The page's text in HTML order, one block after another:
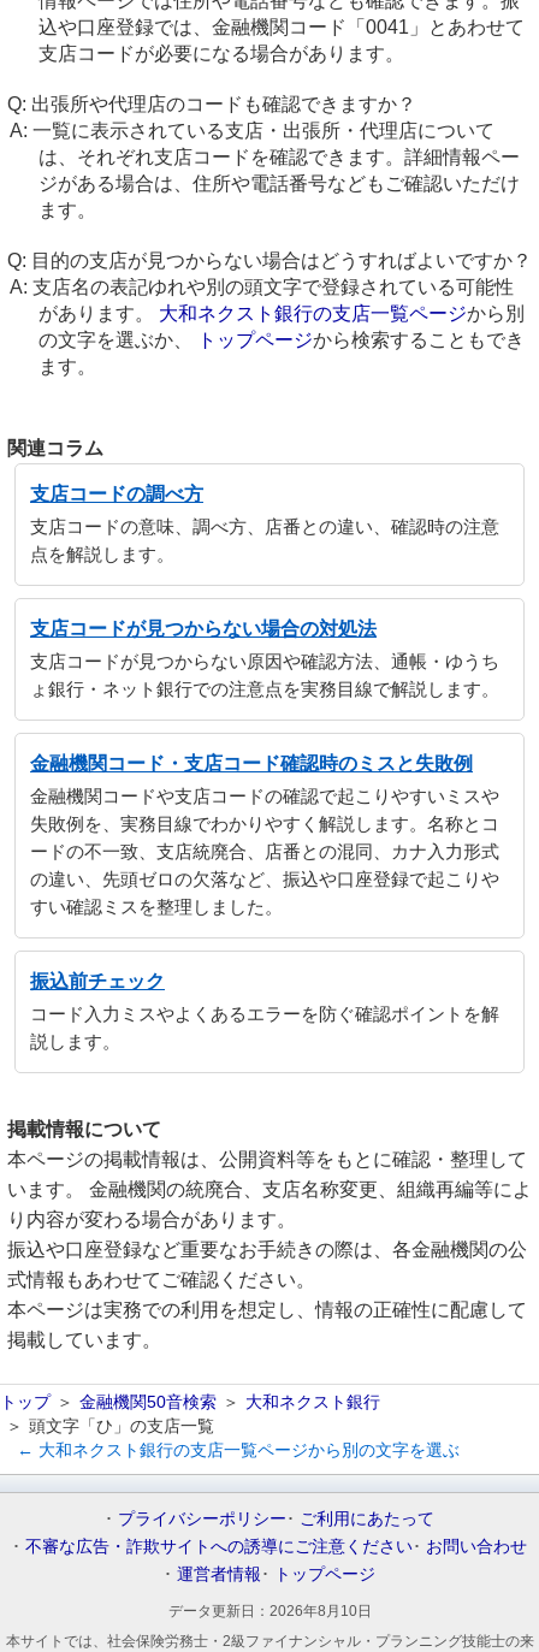
込や口座登録では、金融機関コード「0041」とあわせて
支店コードが必要になる場合があります。
出張所や代理店のコードも確認できますか？
一覧に表示されている支店・出張所・代理店について
は、それぞれ支店コードを確認できます。詳細情報ペー
ジがある場合は、住所や電話番号などもご確認いただけ
ます。
目的の支店が見つからない場合はどうすればよいですか？
支店名の表記ゆれや別の頭文字で登録されている可能性
があります。 大和ネクスト銀行の支店一覧ページから別
の文字を選ぶか、
トップページから検索することもでき
ます。
関連コラム
支店コードの調べ方
支店コードの意味、調べ方、店番との違い、確認時の注意
点を解説します。
支店コードが見つからない場合の対処法
支店コードが見つからない原因や確認方法、通帳・ゆうち
ょ銀行・ネット銀行での注意点を実務目線で解説します。
金融機関コード・支店コード確認時のミスと失敗例
金融機関コードや支店コードの確認で起こりやすいミスや
失敗例を、実務目線でわかりやすく解説します。名称とコ
ードの不一致、支店統廃合、店番との混同、カナ入力形式
の違い、先頭ゼロの欠落など、振込や口座登録で起こりや
すい確認ミスを整理しました。
振込前チェック
コード入力ミスやよくあるエラーを防ぐ確認ポイントを解
説します。
掲載情報について
本ページの掲載情報は、公開資料等をもとに確認・整理して
います。 金融機関の統廃合、支店名称変更、組織再編等によ
り内容が変わる場合があります。
振込や口座登録など重要なお手続きの際は、各金融機関の公
式情報もあわせてご確認ください。
本ページは実務での利用を想定し、情報の正確性に配慮して
掲載しています。
トップ 金融機関50音検索
大和ネクスト銀行
頭文字「ひ」の支店一覧
← 大和ネクスト銀行の支店一覧ページから別の文字を選ぶ
プライバシーポリシー
ご利用にあたって
不審な広告・詐欺サイトへの誘導にご注意ください
お問い合わせ
運営者情報
トップページ
データ更新日： 2026年8月10日
本サイトでは、社会保険労務士・2級ファイナンシャル・プランニング技能士の来